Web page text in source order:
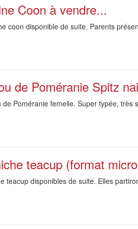
Coon à vendre...
coon disponible de suite. Parents
de Poméranie Spitz
de Poméranie femelle. Super typée,
teacup (format
teacup disponibles de suite. Elles